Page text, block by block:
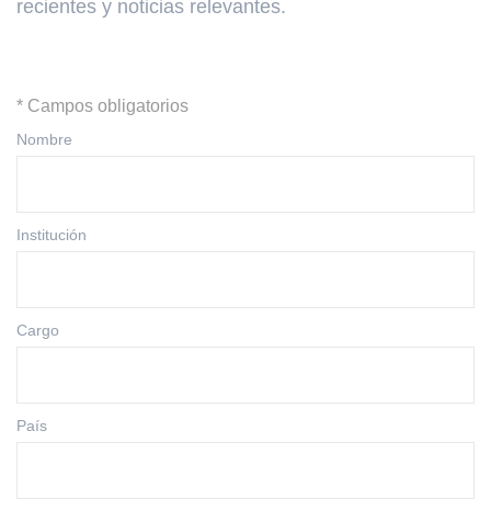
recientes y noticias relevantes.
* Campos obligatorios
Nombre
Institución
Cargo
País